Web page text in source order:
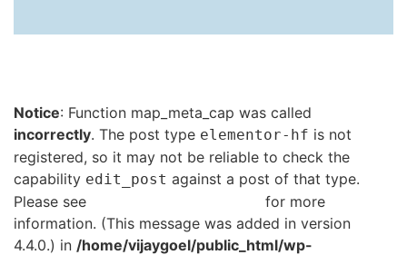
Notice: Function map_meta_cap was called
incorrectly. The post type elementor-hf is not
registered, so it may not be reliable to check the
capability edit_post against a post of that type.
Please see
for more
information. (This message was added in version
4.4.0.) in /home/vijaygoel/public_html/wp-